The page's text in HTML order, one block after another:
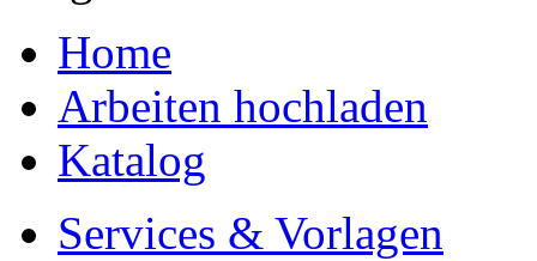
Home
Arbeiten hochladen
Katalog
Services & Vorlagen